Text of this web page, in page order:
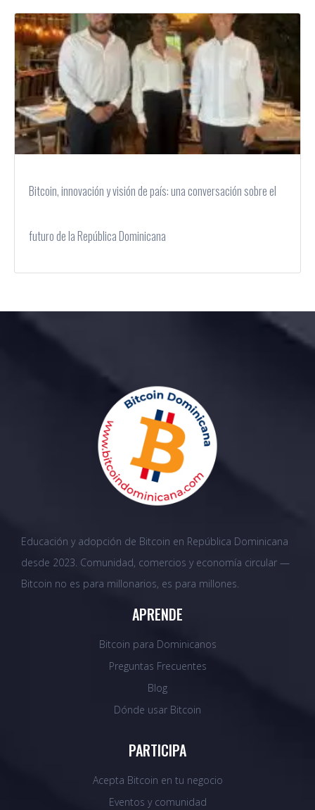
Bitcoin, innovación y visión de país: una conversación sobre el
futuro de la República Dominicana
Educación y adopción de Bitcoin en República Dominicana
desde 2023. Comunidad, comercios y economía circular —
Bitcoin no es para millonarios, es para millones.
APRENDE
Bitcoin para Dominicanos
Preguntas Frecuentes
Blog
Dónde usar Bitcoin
PARTICIPA
Acepta Bitcoin en tu negocio
Eventos y comunidad